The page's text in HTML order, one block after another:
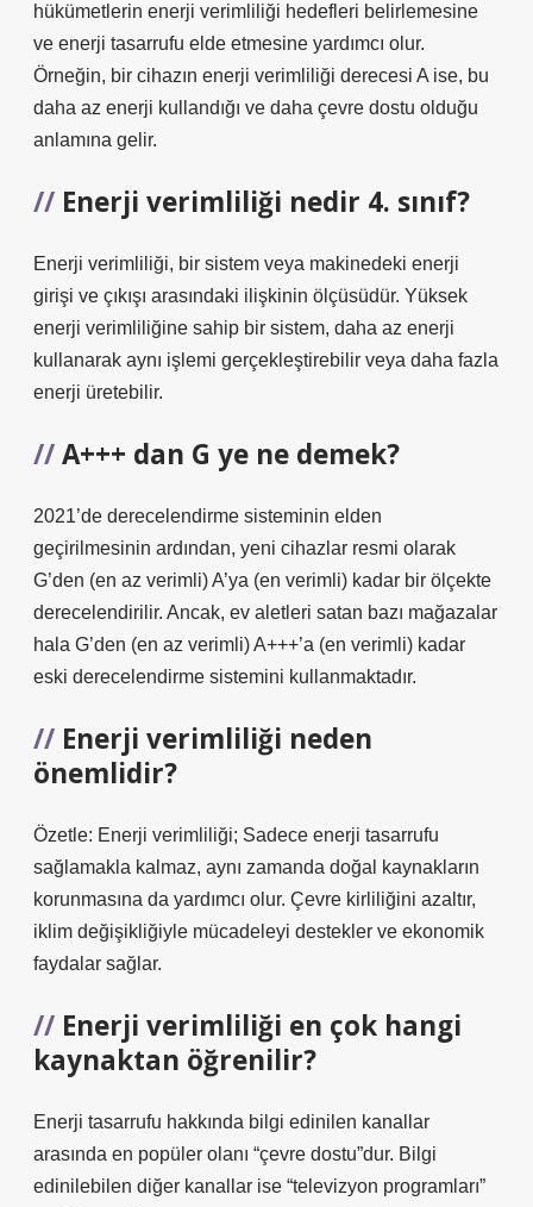
hükümetlerin enerji verimliliği hedefleri belirlemesine
ve enerji tasarrufu elde etmesine yardımcı olur.
Örneğin, bir cihazın enerji verimliliği derecesi A ise, bu
daha az enerji kullandığı ve daha çevre dostu olduğu
anlamına gelir.
Enerji verimliliği nedir 4. sınıf?
Enerji verimliliği, bir sistem veya makinedeki enerji
girişi ve çıkışı arasındaki ilişkinin ölçüsüdür. Yüksek
enerji verimliliğine sahip bir sistem, daha az enerji
kullanarak aynı işlemi gerçekleştirebilir veya daha fazla
enerji üretebilir.
A+++ dan G ye ne demek?
2021’de derecelendirme sisteminin elden
geçirilmesinin ardından, yeni cihazlar resmi olarak
G’den (en az verimli) A’ya (en verimli) kadar bir ölçekte
derecelendirilir. Ancak, ev aletleri satan bazı mağazalar
hala G’den (en az verimli) A+++’a (en verimli) kadar
eski derecelendirme sistemini kullanmaktadır.
Enerji verimliliği neden
önemlidir?
Özetle: Enerji verimliliği; Sadece enerji tasarrufu
sağlamakla kalmaz, aynı zamanda doğal kaynakların
korunmasına da yardımcı olur. Çevre kirliliğini azaltır,
iklim değişikliğiyle mücadeleyi destekler ve ekonomik
faydalar sağlar.
Enerji verimliliği en çok hangi
kaynaktan öğrenilir?
Enerji tasarrufu hakkında bilgi edinilen kanallar
arasında en popüler olanı “çevre dostu”dur. Bilgi
edinilebilen diğer kanallar ise “televizyon programları”